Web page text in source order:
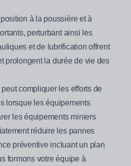
à la poussière et à
perturbant ainsi les
et de lubrification offrent
prolongent la durée de vie des
compliquer les efforts de
lorsque les équipements
les équipements miniers
réduire les pannes
préventive incluant un plan
formons votre équipe à